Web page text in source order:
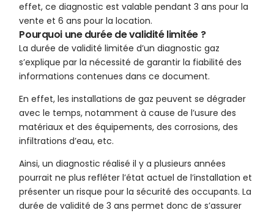
effet, ce diagnostic est valable pendant 3 ans pour la
vente et 6 ans pour la location.
Pourquoi une durée de validité limitée ?
La durée de validité limitée d’un diagnostic gaz
s’explique par la nécessité de garantir la fiabilité des
informations contenues dans ce document.
En effet, les installations de gaz peuvent se dégrader
avec le temps, notamment à cause de l’usure des
matériaux et des équipements, des corrosions, des
infiltrations d’eau, etc.
Ainsi, un diagnostic réalisé il y a plusieurs années
pourrait ne plus refléter l’état actuel de l’installation et
présenter un risque pour la sécurité des occupants. La
durée de validité de 3 ans permet donc de s’assurer